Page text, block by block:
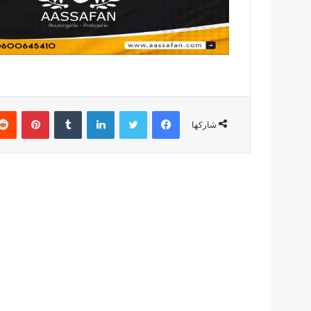
شاركها
فيسبوك تويتر لينكدإن